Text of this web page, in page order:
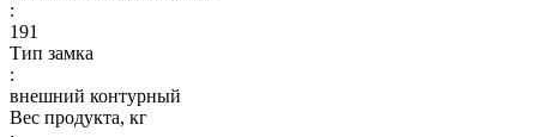
:
191
Тип замка
:
внешний контурный
Вес продукта, кг